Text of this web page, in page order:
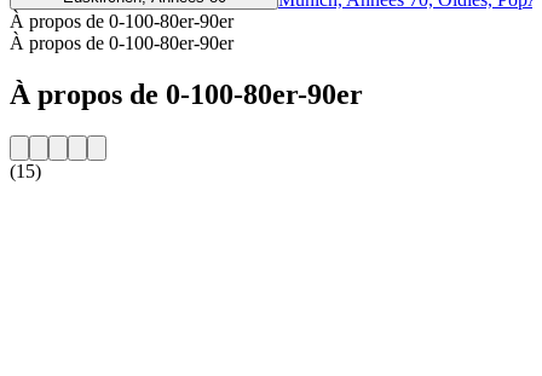
À propos de 0-100-80er-90er
À propos de 0-100-80er-90er
À propos de 0-100-80er-90er
(15)